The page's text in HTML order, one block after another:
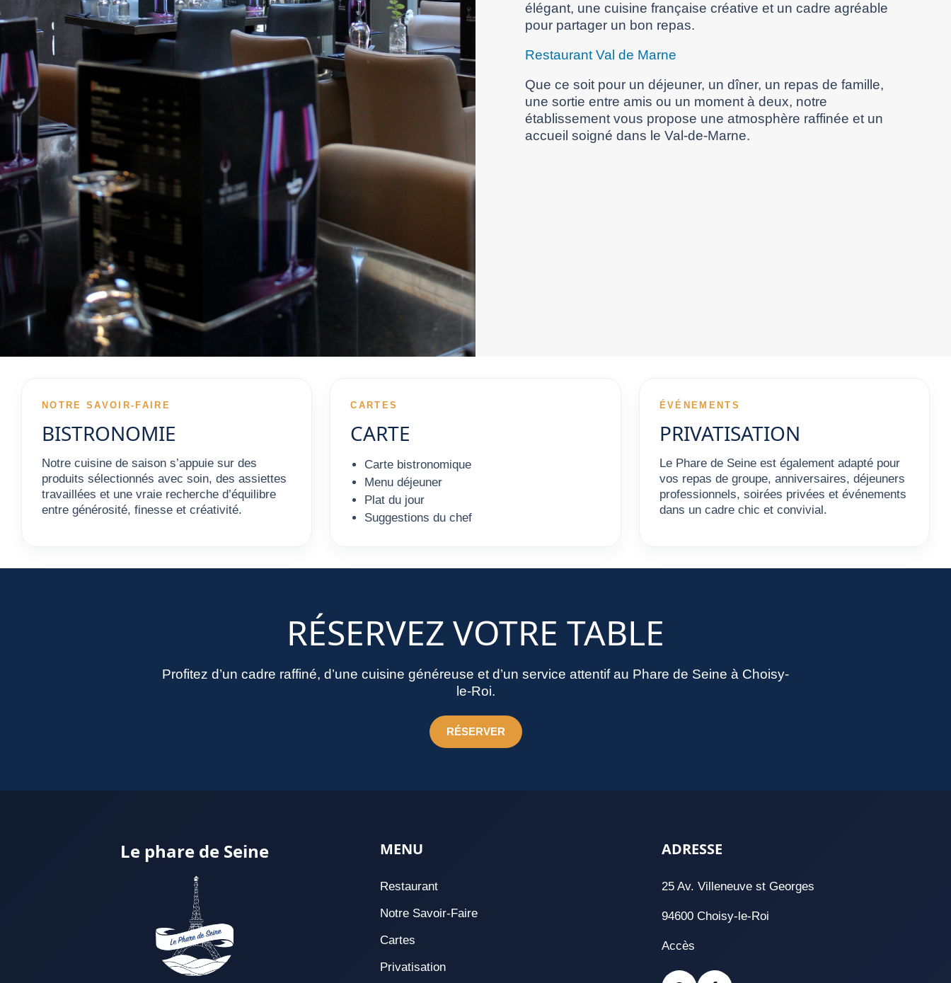
élégant, une cuisine française créative et un cadre agréable
pour partager un bon repas.
Restaurant Val de Marne
Que ce soit pour un déjeuner, un dîner, un repas de famille,
une sortie entre amis ou un moment à deux, notre
établissement vous propose une atmosphère raffinée et un
accueil soigné dans le Val-de-Marne.
NOTRE SAVOIR-FAIRE
BISTRONOMIE
Notre cuisine de saison s’appuie sur des
produits sélectionnés avec soin, des assiettes
travaillées et une vraie recherche d’équilibre
entre générosité, finesse et créativité.
CARTES
CARTE
Carte bistronomique
Menu déjeuner
Plat du jour
Suggestions du chef
ÉVÉNEMENTS
PRIVATISATION
Le Phare de Seine est également adapté pour
vos repas de groupe, anniversaires, déjeuners
professionnels, soirées privées et événements
dans un cadre chic et convivial.
RÉSERVEZ VOTRE TABLE
Profitez d’un cadre raffiné, d’une cuisine généreuse et d’un service attentif au Phare de Seine à Choisy-
le-Roi.
RÉSERVER
Le phare de Seine MENU
Restaurant
Notre Savoir-Faire
Cartes
Privatisation
ADRESSE
25 Av. Villeneuve st Georges
94600 Choisy-le-Roi
Accès